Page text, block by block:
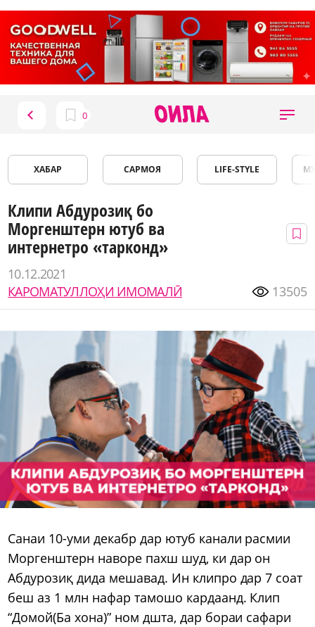
ХАБАР САРМОЯ LIFE-STYLE
Клипи Абдурозиқ бо
Моргенштерн ютуб ва
интернетро «тарконд»
10.12.2021
КАРОМАТУЛЛОҲИ ИМОМАЛӢ
13505
Санаи 10-уми декабр дар ютуб канали расмии
Моргенштерн наворе пахш шуд, ки дар он
Абдурозиқ дида мешавад. Ин клипро дар 7 соат
беш аз 1 млн нафар тамошо кардаанд. Клип
“Домой(Ба хона)” ном дшта, дар бораи сафари